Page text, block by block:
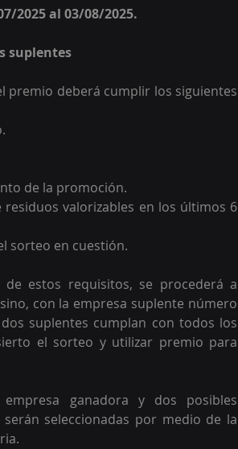
2025 al 03/08/2025.
suplentes
premio deberá cumplir los siguientes
de la promoción.
valorizables en los últimos 6
sorteo en cuestión.
estos requisitos, se procederá a
con la empresa suplente número
suplentes cumplan con todos los
el sorteo y utilizar premio para
ganadora y dos posibles
seleccionadas por medio de la